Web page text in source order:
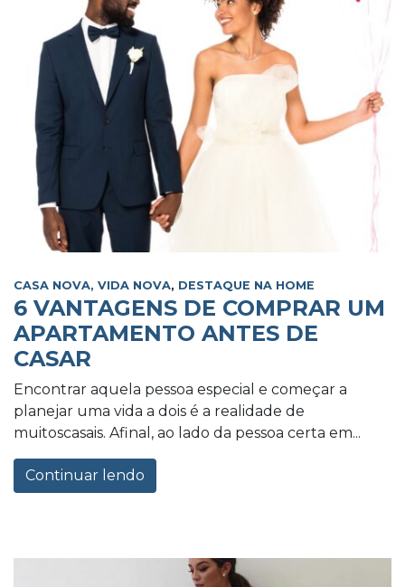
CASA NOVA, VIDA NOVA, DESTAQUE NA HOME
6 VANTAGENS DE COMPRAR UM
APARTAMENTO ANTES DE
CASAR
Encontrar aquela pessoa especial e começar a
planejar uma vida a dois é a realidade de
muitoscasais. Afinal, ao lado da pessoa certa em...
Continuar lendo